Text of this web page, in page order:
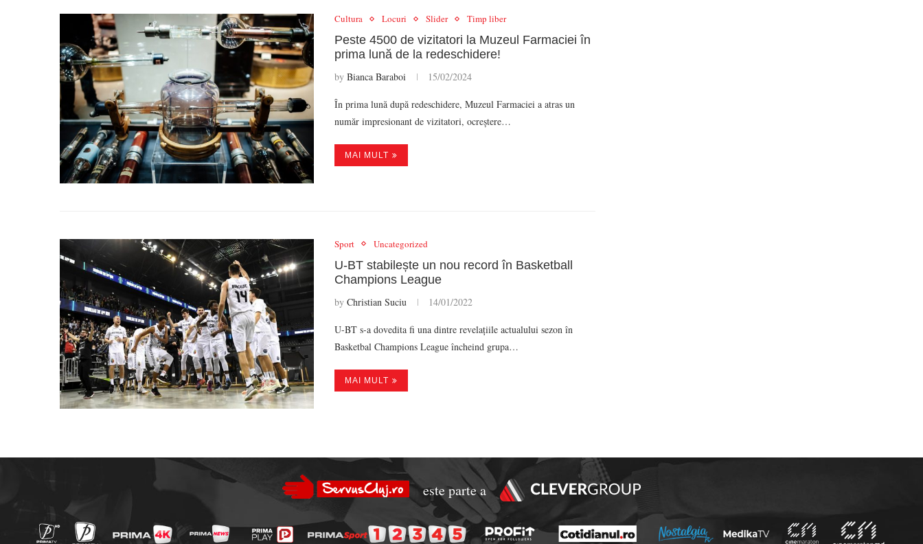
Cultura Locuri Slider Timp liber
Peste 4500 de vizitatori la Muzeul Farmaciei în
prima lună de la redeschidere!
by Bianca Baraboi 15/02/2024
În prima lună după redeschidere, Muzeul Farmaciei a atras un
număr impresionant de vizitatori, ocreștere…
MAI MULT
Sport Uncategorized
U-BT stabilește un nou record în Basketball
Champions League
by Christian Suciu 14/01/2022
U-BT s-a dovedita fi una dintre revelațiile actualului sezon în
Basketbal Champions League încheind grupa…
MAI MULT
este parte a